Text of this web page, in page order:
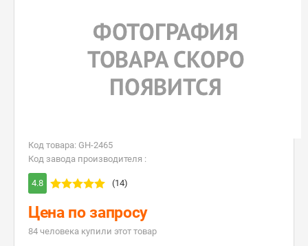
Код товара: GH-2465
Код завода производителя :
4.8 (14)
Цена по запросу
84 человекa купили этот товар